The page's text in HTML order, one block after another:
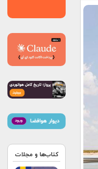
کتاب‌ها و مجلات